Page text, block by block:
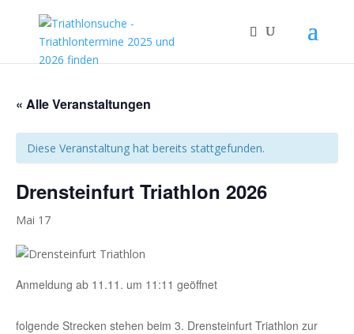
« Alle Veranstaltungen
Diese Veranstaltung hat bereits stattgefunden.
Drensteinfurt Triathlon 2026
Mai 17
Anmeldung ab 11.11. um 11:11 geöffnet
folgende Strecken stehen beim 3. Drensteinfurt Triathlon zur